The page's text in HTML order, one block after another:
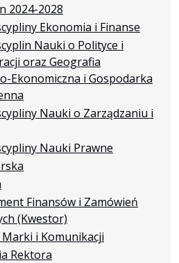
2024-2028
Ekonomia i Finanse
Nauki o Polityce i
oraz Geografia
Ekonomiczna i Gospodarka
Nauki o Zarządzaniu i
Nauki Prawne
Finansów i Zamówień
(Kwestor)
i Komunikacji
Rektora